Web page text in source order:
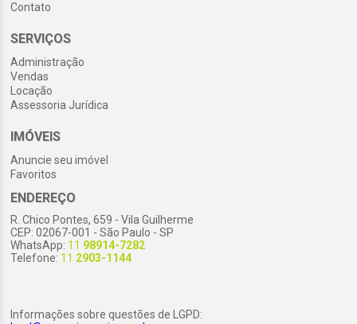
Contato
SERVIÇOS
Administração
Vendas
Locação
Assessoria Jurídica
IMÓVEIS
Anuncie seu imóvel
Favoritos
ENDEREÇO
R. Chico Pontes, 659 - Vila Guilherme
CEP: 02067-001 - São Paulo - SP
WhatsApp: 11 98914-7282
Telefone: 11 2903-1144
Informações sobre questões de LGPD: